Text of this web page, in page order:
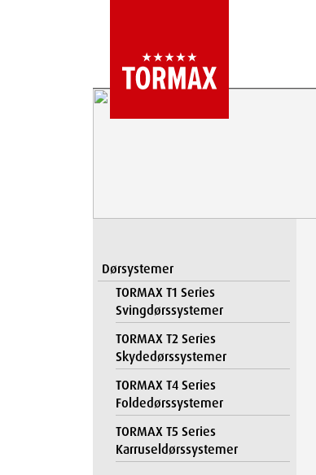
Dørsystemer
TORMAX T1 Series
Svingdørssystemer
TORMAX T2 Series
Skydedørssystemer
TORMAX T4 Series
Foldedørssystemer
TORMAX T5 Series
Karruseldørssystemer